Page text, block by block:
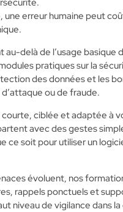
une erreur humaine peut
delà de l’usage basique
pratiques sur la
des données et les
ou de fraude.
courte, ciblée et adaptée à
avec des gestes
ce soit pour utiliser un
évoluent, nos
rappels ponctuels et
niveau de vigilance dans